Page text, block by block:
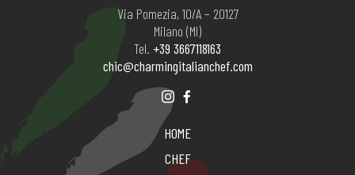
Via Pomezia, 10/A – 20127
Milano (MI)
Tel. +39 3667118163
chic@charmingitalianchef.com
HOME
CHEF